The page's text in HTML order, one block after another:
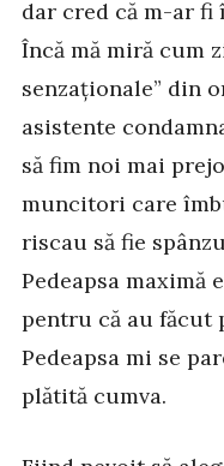
dar cred că m-ar fi
Încă mă miră cum
senzaționale” din
asistente
să fim noi mai
muncitori care
riscau să fie
Pedeapsa maximă
pentru că au făcut
Pedeapsa mi se
plătită cumva.